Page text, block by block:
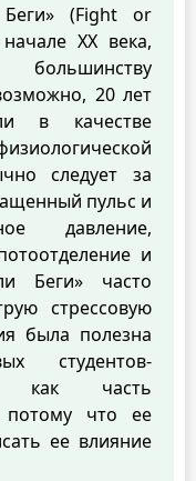
(Fight or
XX века,
20 лет
в качестве
следует за
пульс и
давление,
и
Беги» часто
стрессовую
была полезна
студентов-
как часть
потому что ее
ее влияние